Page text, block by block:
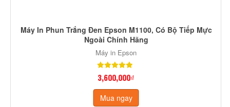
Máy In Phun Trắng Đen Epson M1100, Có Bộ Tiếp Mực
Ngoài Chính Hãng
Máy in Epson
3,600,000₫
Mua ngay